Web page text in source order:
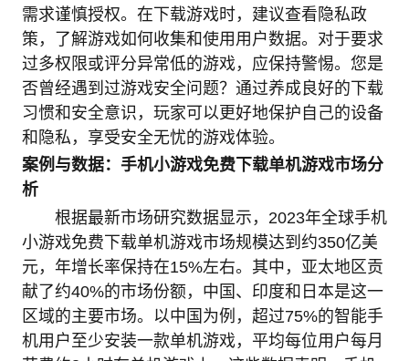
需求谨慎授权。在下载游戏时，建议查看隐私政
策，了解游戏如何收集和使用用户数据。对于要求
过多权限或评分异常低的游戏，应保持警惕。您是
否曾经遇到过游戏安全问题？通过养成良好的下载
习惯和安全意识，玩家可以更好地保护自己的设备
和隐私，享受安全无忧的游戏体验。
案例与数据：手机小游戏免费下载单机游戏市场分
析
根据最新市场研究数据显示，2023年全球手机
小游戏免费下载单机游戏市场规模达到约350亿美
元，年增长率保持在15%左右。其中，亚太地区贡
献了约40%的市场份额，中国、印度和日本是这一
区域的主要市场。以中国为例，超过75%的智能手
机用户至少安装一款单机游戏，平均每位用户每月